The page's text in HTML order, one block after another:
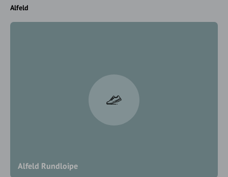
Alfeld
Alfeld Rundloipe